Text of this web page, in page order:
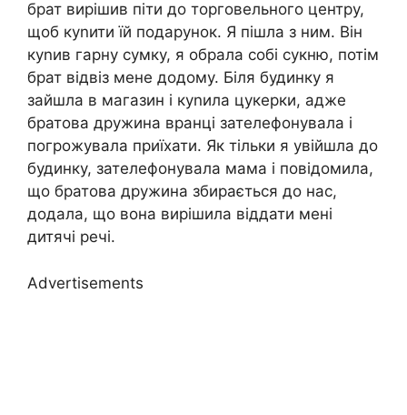
брат вирішив піти до торговельного центру,
щоб куnити їй подарунок. Я пішла з ним. Він
куnив гарну сумку, я обрала собі сукню, потім
брат відвіз мене додому. Біля будинку я
зайшла в магазин і куnила цукерки, адже
братова дружина вранці зателефонувала і
погрожувала приїхати. Як тільки я увійшла до
будинку, зателефонувала мама і повідомила,
що братова дружина збирається до нас,
додала, що вона вирішила віддати мені
дитячі речі.
Advertisements